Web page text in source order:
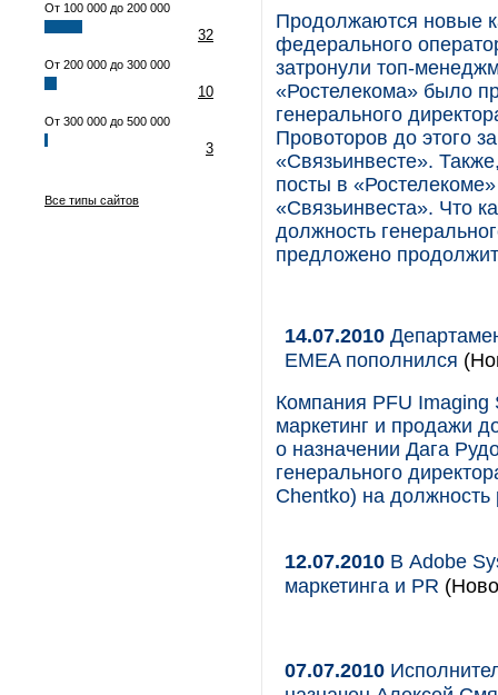
От 100 000 до 200 000
32
От 200 000 до 300 000
10
От 300 000 до 500 000
3
Все типы сайтов
Продолжаются новые
федерального
затронули топ-
«Ростелекома» было
генерального
Провоторов до этого
«Связьинвесте».
посты в
«Связьинвеста». Что
должность
предложено
14.07.2010
EMEA пополнился
Компания PFU Imaging
маркетинг и продажи
о назначении Дага
генерального
Chentko) на
12.07.2010 В Adobe
маркетинга и PR
07.07.2010